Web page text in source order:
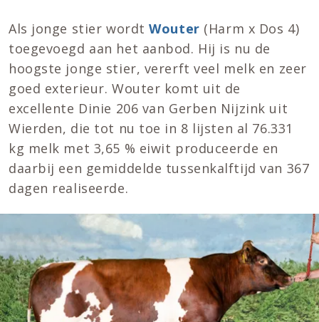
Als jonge stier wordtWouter (Harm x Dos 4)
toegevoegd aan het aanbod. Hij is nu de
hoogste jonge stier, vererft veel melk en zeer
goed exterieur. Wouter komt uit de
excellente Dinie 206 van Gerben Nijzink uit
Wierden, die tot nu toe in 8 lijsten al 76.331
kg melk met 3,65 % eiwit produceerde en
daarbij een gemiddelde tussenkalftijd van 367
dagen realiseerde.